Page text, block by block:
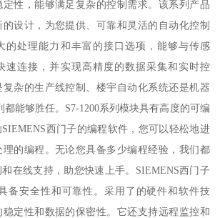
性，能够满足复杂的控制需求。该系列产品
设计，为您提供、可靠和灵活的自动化控制
的处理能力和丰富的接口选项，能够与传感
速连接，并实现高精度的数据采集和实时控
杂的生产线控制、楼宇自动化系统还是机器
都能够胜任。S7-1200系列模块具有高度的可编
西门子的编程软件，您可以轻松地进
的编程。无论您具备多少编程经验，我们都
在线支持，助您快速上手。SIEMENS西门子
备安全性和可靠性。采用了的硬件和软件技
定性和数据的保密性。它还支持远程监控和